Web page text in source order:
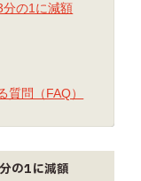
分の1に減額
質問（FAQ）
の1に減額